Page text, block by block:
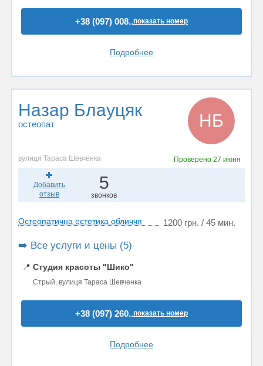
+38 (097) 008..показать номер
Подробнее
Назар Блауцяк
остеопат НБ
вулиця Тараса Шевченка Проверено 27 июня
Добавить
отзыв
5
звонков
Остеопатична естетика обличчя 1200 грн. / 45 мин.
➡️ Все услуги и цены (5)
📍 Студия красоты "Шико"
Стрый, вулиця Тараса Шевченка
+38 (097) 260..показать номер
Подробнее